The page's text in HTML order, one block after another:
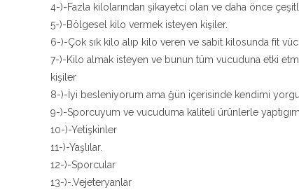
4-)-Fazla kilolarından şikayetci olan ve daha önce
5-)-Bölgesel kilo vermek isteyen kişiler.
6-)-Çok sık kilo alıp kilo veren ve sabit kilosunda fit
7-)-Kilo almak isteyen ve bunun tüm vucuduna etki
kişiler
8-)-İyi besleniyorum ama ğün içerisinde kendimi
9-)-Sporcuyum ve vucuduma kaliteli ürünlerle
10-)-Yetişkinler
11-)-Yaşlılar.
12-)-Sporcular
13-)-.Vejeteryanlar